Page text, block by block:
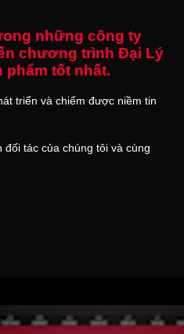
những công ty
chương trình Đại Lý
phẩm tốt nhất.
triển và chiếm được niềm tin
tác của chúng tôi và cùng